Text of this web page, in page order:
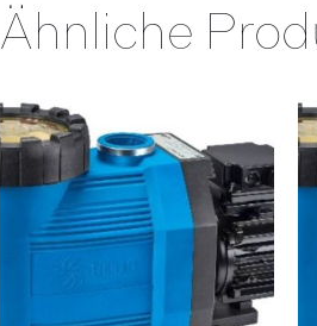
Ähnliche